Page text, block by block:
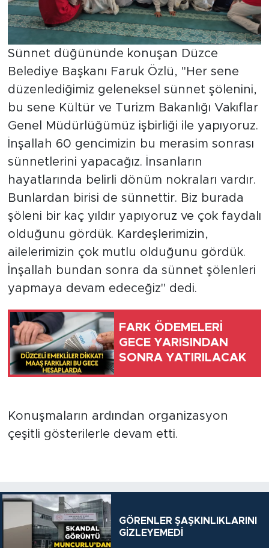
Sünnet düğününde konuşan Düzce
Belediye Başkanı Faruk Özlü, "Her sene
düzenlediğimiz geleneksel sünnet şölenini,
bu sene Kültür ve Turizm Bakanlığı Vakıflar
Genel Müdürlüğümüz işbirliği ile yapıyoruz.
İnşallah 60 gencimizin bu merasim sonrası
sünnetlerini yapacağız. İnsanların
hayatlarında belirli dönüm nokraları vardır.
Bunlardan birisi de sünnettir. Biz burada
şöleni bir kaç yıldır yapıyoruz ve çok faydalı
olduğunu gördük. Kardeşlerimizin,
ailelerimizin çok mutlu olduğunu gördük.
İnşallah bundan sonra da sünnet şölenleri
yapmaya devam edeceğiz" dedi.
FARK ÖDEMELERİ
GECE YARISINDAN
SONRA YATIRILACAK
Konuşmaların ardından organizasyon
çeşitli gösterilerle devam etti.
GÖRENLER ŞAŞKINLIKLARINI
GİZLEYEMEDİ